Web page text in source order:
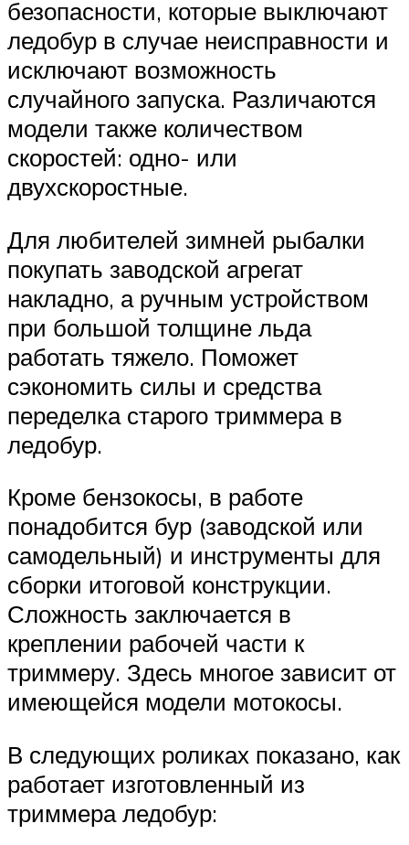
безопасности, которые выключают
ледобур в случае неисправности и
исключают возможность
случайного запуска. Различаются
модели также количеством
скоростей: одно- или
двухскоростные.
Для любителей зимней рыбалки
покупать заводской агрегат
накладно, а ручным устройством
при большой толщине льда
работать тяжело. Поможет
сэкономить силы и средства
переделка старого триммера в
ледобур.
Кроме бензокосы, в работе
понадобится бур (заводской или
самодельный) и инструменты для
сборки итоговой конструкции.
Сложность заключается в
креплении рабочей части к
триммеру. Здесь многое зависит от
имеющейся модели мотокосы.
В следующих роликах показано, как
работает изготовленный из
триммера ледобур: